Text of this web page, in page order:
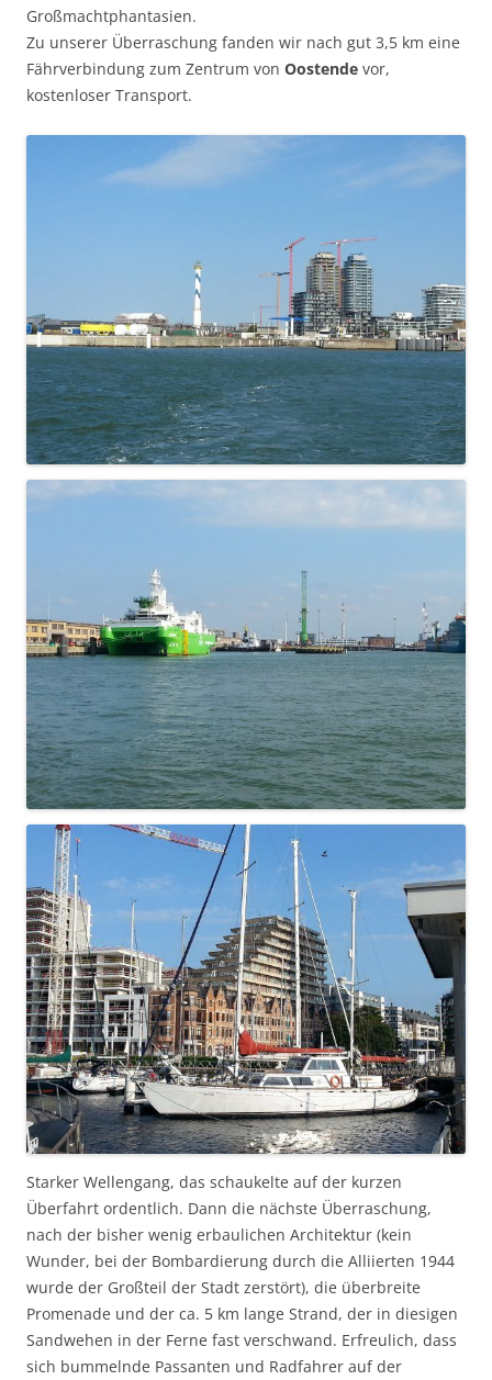
Großmachtphantasien.
Zu unserer Überraschung fanden wir nach gut 3,5 km eine
Fährverbindung zum Zentrum von Oostende vor,
kostenloser Transport.
Starker Wellengang, das schaukelte auf der kurzen
Überfahrt ordentlich. Dann die nächste Überraschung,
nach der bisher wenig erbaulichen Architektur (kein
Wunder, bei der Bombardierung durch die Alliierten 1944
wurde der Großteil der Stadt zerstört), die überbreite
Promenade und der ca. 5 km lange Strand, der in diesigen
Sandwehen in der Ferne fast verschwand. Erfreulich, dass
sich bummelnde Passanten und Radfahrer auf der